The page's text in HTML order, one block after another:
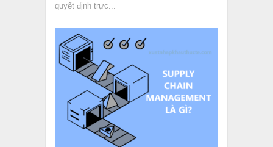
quyết định trực...